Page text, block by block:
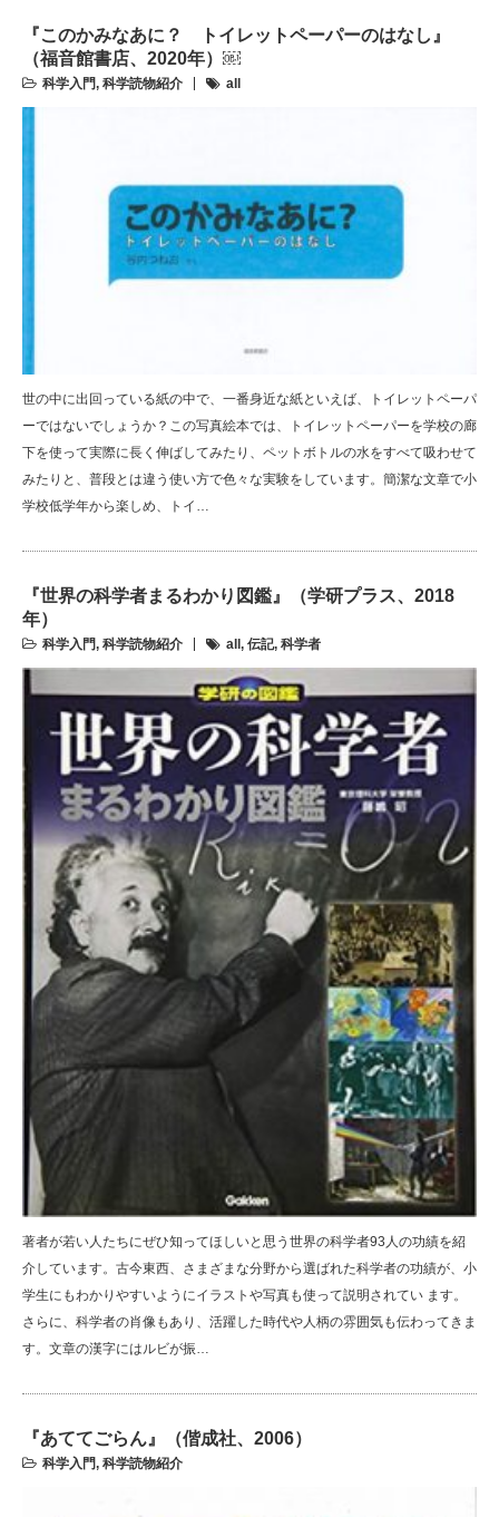
『このかみなあに？ トイレットペーパーのはなし』
（福音館書店、2020年）￼
科学入門, 科学読物紹介 all
世の中に出回っている紙の中で、一番身近な紙といえば、トイレットペーパ
ーではないでしょうか？この写真絵本では、トイレットペーパーを学校の廊
下を使って実際に長く伸ばしてみたり、ペットボトルの水をすべて吸わせて
みたりと、普段とは違う使い方で色々な実験をしています。簡潔な文章で小
学校低学年から楽しめ、トイ…
『世界の科学者まるわかり図鑑』（学研プラス、2018
年）
科学入門, 科学読物紹介 all, 伝記, 科学者
著者が若い人たちにぜひ知ってほしいと思う世界の科学者93人の功績を紹
介しています。古今東西、さまざまな分野から選ばれた科学者の功績が、小
学生にもわかりやすいようにイラストや写真も使って説明されてい ます。
さらに、科学者の肖像もあり、活躍した時代や人柄の雰囲気も伝わってきま
す。文章の漢字にはルビが振…
『あててごらん』（偕成社、2006）
科学入門, 科学読物紹介